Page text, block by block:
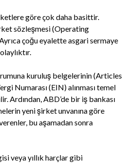
göre çok daha basittir.
sözleşmesi (Operating
çoğu eyalette asgari sermaye
kuruluş belgelerinin (Articles
Numarası (EIN) alınması temel
Ardından, ABD’de bir iş bankası
yeni şirket unvanına göre
bu aşamadan sonra
veya yıllık harçlar gibi